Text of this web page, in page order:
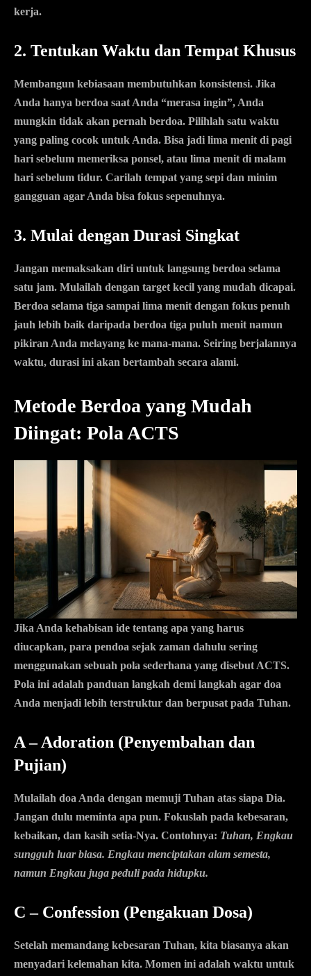
kerja.
2. Tentukan Waktu dan Tempat Khusus
Membangun kebiasaan membutuhkan konsistensi. Jika
Anda hanya berdoa saat Anda “merasa ingin”, Anda
mungkin tidak akan pernah berdoa. Pilihlah satu waktu
yang paling cocok untuk Anda. Bisa jadi lima menit di pagi
hari sebelum memeriksa ponsel, atau lima menit di malam
hari sebelum tidur. Carilah tempat yang sepi dan minim
gangguan agar Anda bisa fokus sepenuhnya.
3. Mulai dengan Durasi Singkat
Jangan memaksakan diri untuk langsung berdoa selama
satu jam. Mulailah dengan target kecil yang mudah dicapai.
Berdoa selama tiga sampai lima menit dengan fokus penuh
jauh lebih baik daripada berdoa tiga puluh menit namun
pikiran Anda melayang ke mana-mana. Seiring berjalannya
waktu, durasi ini akan bertambah secara alami.
Metode Berdoa yang Mudah
Diingat: Pola ACTS
Jika Anda kehabisan ide tentang apa yang harus
diucapkan, para pendoa sejak zaman dahulu sering
menggunakan sebuah pola sederhana yang disebut ACTS.
Pola ini adalah panduan langkah demi langkah agar doa
Anda menjadi lebih terstruktur dan berpusat pada Tuhan.
A – Adoration (Penyembahan dan
Pujian)
Mulailah doa Anda dengan memuji Tuhan atas siapa Dia.
Jangan dulu meminta apa pun. Fokuslah pada kebesaran,
kebaikan, dan kasih setia-Nya. Contohnya: Tuhan, Engkau
sungguh luar biasa. Engkau menciptakan alam semesta,
namun Engkau juga peduli pada hidupku.
C – Confession (Pengakuan Dosa)
Setelah memandang kebesaran Tuhan, kita biasanya akan
menyadari kelemahan kita. Momen ini adalah waktu untuk